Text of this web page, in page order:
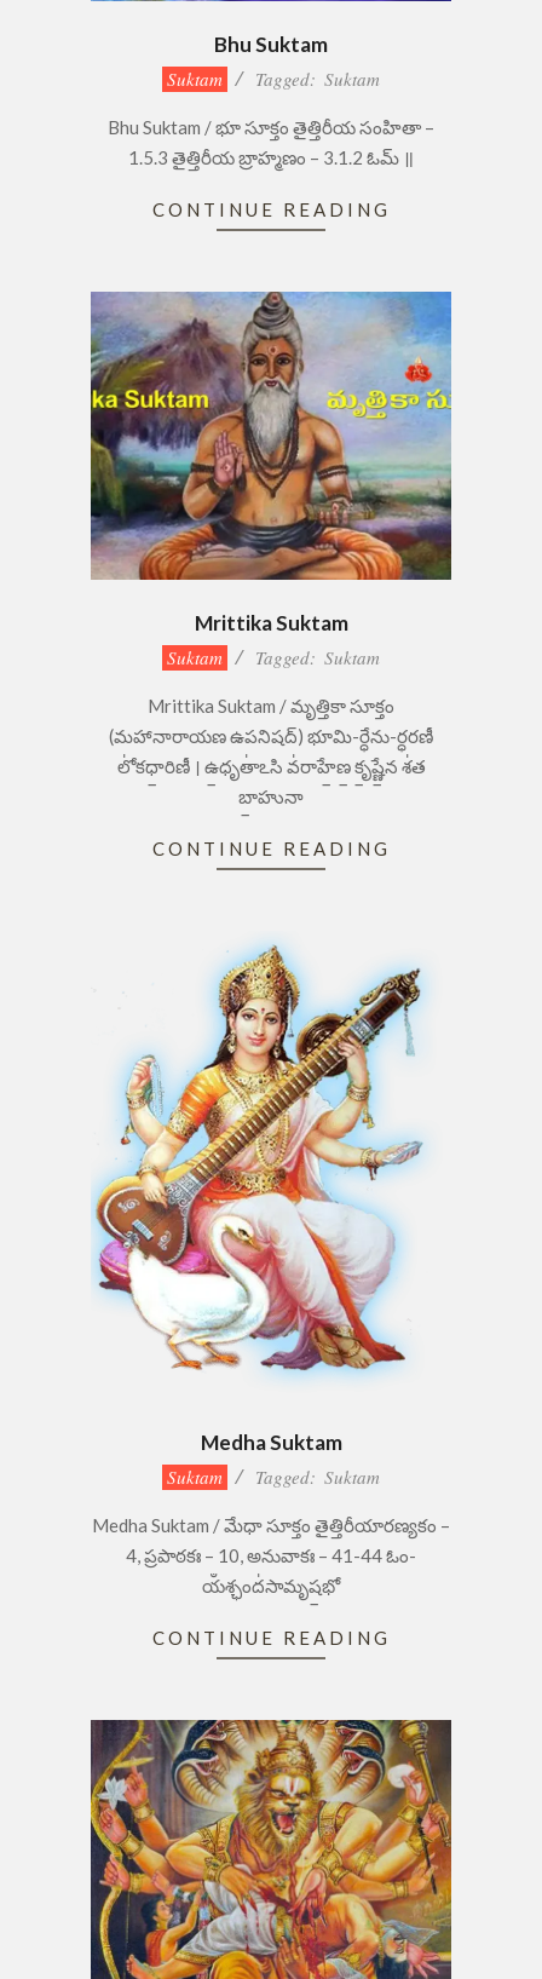
Bhu Suktam
05
Suktam Tagged: Suktam
Bhu Suktam / భూ సూక్తం తైత్తిరీయ సంహితా –
1.5.3 తైత్తిరీయ బ్రాహ్మణం – 3.1.2 ఓమ్ ॥
CONTINUE READING
Mrittika Suktam
Suktam Tagged: Suktam
Mrittika Suktam / మృత్తికా సూక్తం
(మహానారాయణ ఉపనిషద్) భూమి-ర్ధేను-ర్ధరణీ
లో॑కధా॒రిణీ । ఉ॒ధృతా॑ఽసి వ॑రాహే॒ణ॒ కృ॒ష్ణే॒న శ॑త
బా॒హునా
CONTINUE READING
Medha Suktam
24
Suktam Tagged: Suktam
Medha Suktam / మేధా సూక్తం తైత్తిరీయారణ్యకం –
4, ప్రపాఠకః – 10, అనువాకః – 41-44 ఓం-
యఀశ్ఛంద॑సామృష॒భో
CONTINUE READING